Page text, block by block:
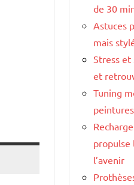
de 30
Astuces
mais
Stress et
et
Tuning
propulse
l’avenir